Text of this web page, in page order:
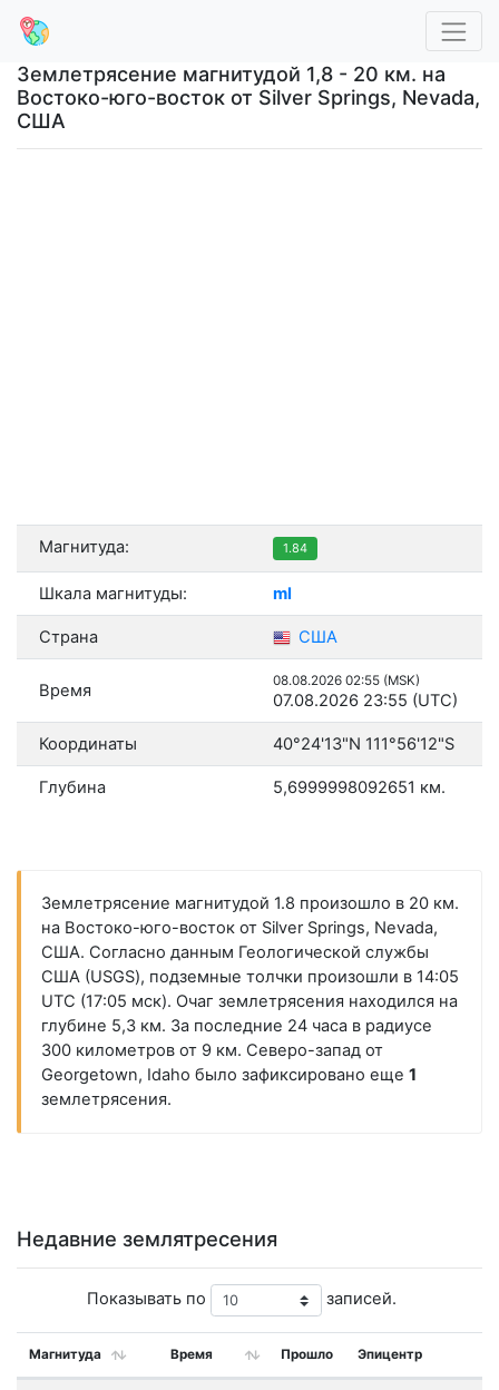
Землетрясение магнитудой 1,8 - 20 км. на
Востоко-юго-восток от Silver Springs, Nevada,
США
Магнитуда: 1.84
Шкала магнитуды: ml
Страна США
Время 08.08.2026 02:55 (MSK)
07.08.2026 23:55 (UTC)
Координаты 40°24'13"N 111°56'12"S
Глубина 5,6999998092651 км.
Землетрясение магнитудой 1.8 произошло в 20 км.
на Востоко-юго-восток от Silver Springs, Nevada,
США. Согласно данным Геологической службы
США (USGS), подземные толчки произошли в 14:05
UTC (17:05 мск). Очаг землетрясения находился на
глубине 5,3 км. За последние 24 часа в радиусе
300 километров от 9 км. Северо-запад от
Georgetown, Idaho было зафиксировано еще 1
землетрясения.
Недавние землятресения
Показывать по записей.
Магнитуда Время Прошло Эпицентр